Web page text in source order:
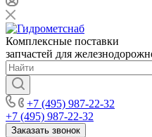
Комплексные поставки
запчастей для
+7 (495) 987-22-32
+7 (495) 987-22-32
Заказать звонок